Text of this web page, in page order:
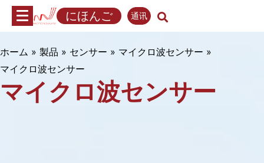
ス
キ
プ
にほんご 通讯
ホーム » 製品 » センサー » マイクロ波センサー »
マイクロ波センサー
マイクロ波センサー